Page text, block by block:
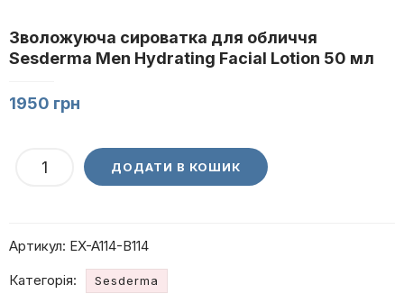
Зволожуюча сироватка для обличчя
Sesderma Men Hydrating Facial Lotion 50 мл
1950 грн
Зволожуюча
Sesderma
Men
Hydrating
ДОДАТИ В КОШИК
Артикул: EX-A114-B114
Категорія:
Sesderma